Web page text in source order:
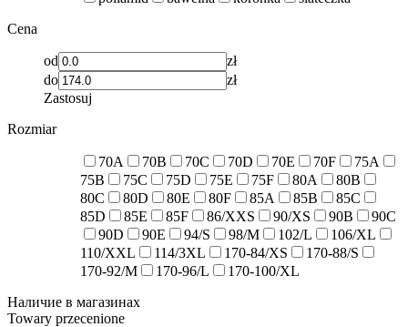
Cena
od
zł
do
zł
Zastosuj
Rozmiar
70A 70B 70C 70D 70E 70F
75A
75B
75C 75D 75E 75F 80A
80B
80C
80D 80E 80F 85A 85B
85C
85D
85E 85F 86/XXS 90/XS 90B
90C
90D
90E 94/S 98/M 102/L
106/XL
110/XXL
114/3XL 170-84/XS
170-88/S
170-92/M
170-96/L
170-100/XL
Наличие в магазинах
Towary przecenione